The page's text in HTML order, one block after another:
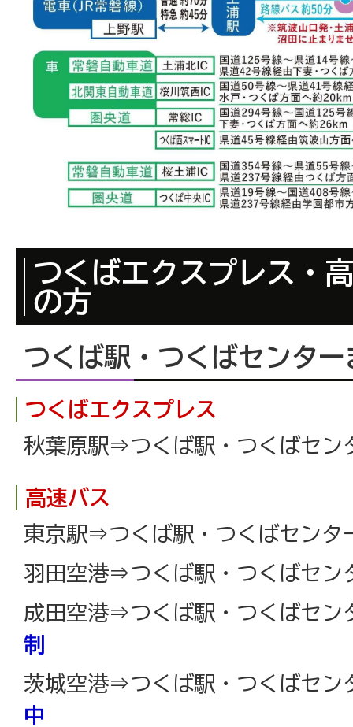
つくばエクスプレス・
の方
つくば駅・つくばセンター
つくばエクスプレス
秋葉原駅⇒つくば駅・つくばセン
高速バス
東京駅⇒つくば駅・つくばセンタ
羽田空港⇒つくば駅・つくばセン
成田空港⇒つくば駅・つくばセ
制
茨城空港⇒つくば駅・つくばセ
中